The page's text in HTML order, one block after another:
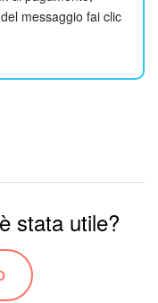
messaggio fai clic
stata utile?